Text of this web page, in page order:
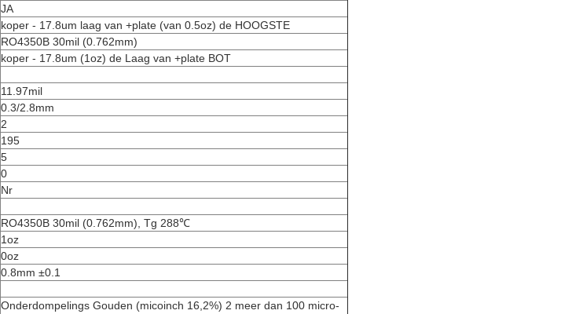
JA
koper - 17.8um laag van +plate (van 0.5oz) de HOOGSTE
RO4350B 30mil (0.762mm)
koper - 17.8um (1oz) de Laag van +plate BOT
11.97mil
0.3/2.8mm
2
195
5
0
Nr
RO4350B 30mil (0.762mm), Tg 288℃
1oz
0oz
0.8mm ±0.1
Onderdompelings Gouden (micoinch 16,2%) 2 meer dan 100 micro-